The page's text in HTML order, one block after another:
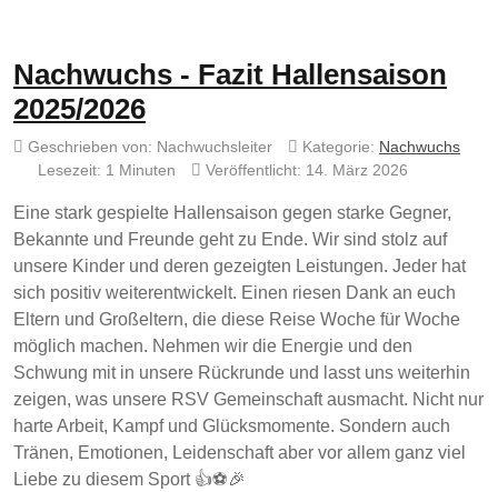
Nachwuchs - Fazit Hallensaison
2025/2026
Geschrieben von: Nachwuchsleiter Kategorie: Nachwuchs
Lesezeit: 1 Minuten
Veröffentlicht: 14. März 2026
Eine stark gespielte Hallensaison gegen starke Gegner,
Bekannte und Freunde geht zu Ende. Wir sind stolz auf
unsere Kinder und deren gezeigten Leistungen. Jeder hat
sich positiv weiterentwickelt. Einen riesen Dank an euch
Eltern und Großeltern, die diese Reise Woche für Woche
möglich machen. Nehmen wir die Energie und den
Schwung mit in unsere Rückrunde und lasst uns weiterhin
zeigen, was unsere RSV Gemeinschaft ausmacht. Nicht nur
harte Arbeit, Kampf und Glücksmomente. Sondern auch
Tränen, Emotionen, Leidenschaft aber vor allem ganz viel
Liebe zu diesem Sport 👍⚽️🎉